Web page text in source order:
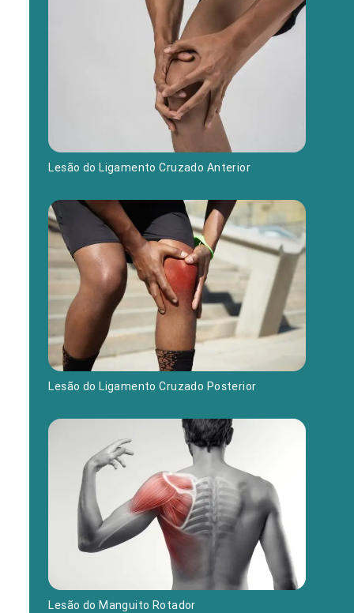
Lesão do Ligamento Cruzado Anterior
Lesão do Ligamento Cruzado Posterior
Lesão do Manguito Rotador